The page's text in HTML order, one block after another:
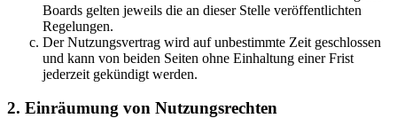
Boards gelten jeweils die an dieser Stelle veröffentlichten
Regelungen.
Der Nutzungsvertrag wird auf unbestimmte Zeit geschlossen
und kann von beiden Seiten ohne Einhaltung einer Frist
jederzeit gekündigt werden.
2. Einräumung von Nutzungsrechten